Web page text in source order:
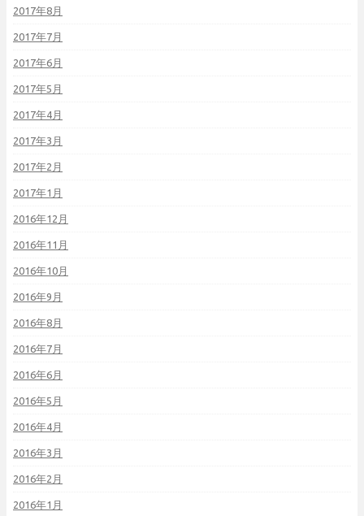
2017年8月
2017年7月
2017年6月
2017年5月
2017年4月
2017年3月
2017年2月
2017年1月
2016年12月
2016年11月
2016年10月
2016年9月
2016年8月
2016年7月
2016年6月
2016年5月
2016年4月
2016年3月
2016年2月
2016年1月